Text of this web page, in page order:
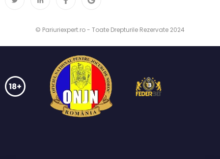
© Pariuriexpert.ro - Toate Drepturile Rezervate 2024